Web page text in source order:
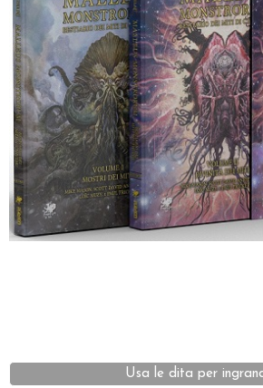
Giochi di Carte Collezionabili
Miniature
Dadi
Accessori
Giocattoli e Gadget